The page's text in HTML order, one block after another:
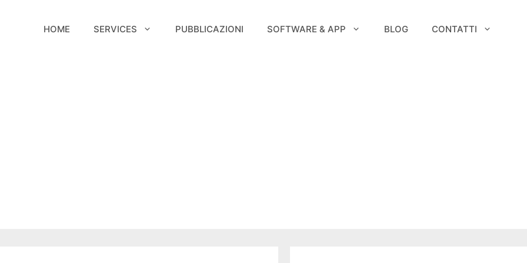
HOME SERVICES PUBBLICAZIONI SOFTWARE & APP BLOG CONTATTI